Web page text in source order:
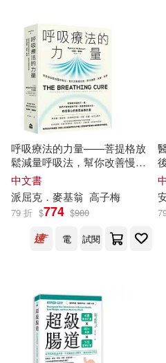
雷克‧萊爾頓(25)
（英）阿加莎·克里斯蒂(25)
SUOL(24) ねこ田
友野紅子(24)
復旦大學當代國外馬克
潘小云(24) 熊谷
(美)馬克·吐溫(23)
亞升實業(165)
化學工業出版社(159)
北京師範大學出版社(155)
BIS(154) 重慶出版
浙江大學出版社(150)
環球 Blue Note(148)
上海音樂出版社(147)
呼吸療法的力量——菩提格放
鬆減量呼吸法，幫你改善慢性
病，帶來健康、快樂、長壽
中文書
派屈克 ．麥基翁 高子梅
79 折 $774 $980
電
試閱
道